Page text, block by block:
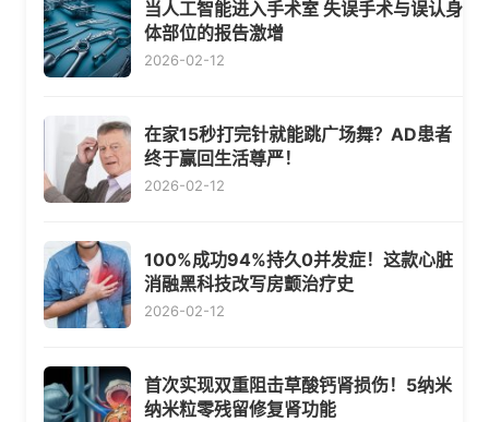
当人工智能进入手术室 失误手术与误认身
体部位的报告激增
2026-02-12
在家15秒打完针就能跳广场舞？AD患者
终于赢回生活尊严！
2026-02-12
100%成功94%持久0并发症！这款心脏
消融黑科技改写房颤治疗史
2026-02-12
首次实现双重阻击草酸钙肾损伤！5纳米
纳米粒零残留修复肾功能